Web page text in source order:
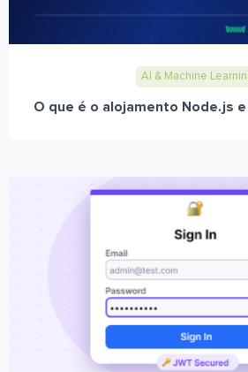
AI & Machine
O que é o alojamento Node.js